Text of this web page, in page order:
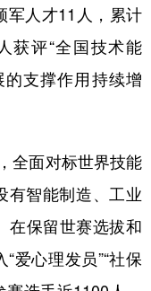
军人才11人，累计
获评“全国技术能
支撑作用持续增
全面对标世界技能
有智能制造、工业
在保留世赛选拔和
爱心理发员”“社保